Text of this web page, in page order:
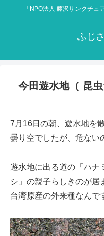
「NPO法人 藤沢サンクチュ
ふじ
今田遊水地（ 昆虫
7月16日の朝、遊水地を
曇り空でしたが、危ない
遊水地に出る道の「ハナ
シ」の親子らしきのが居
台湾原産の外来種なんで